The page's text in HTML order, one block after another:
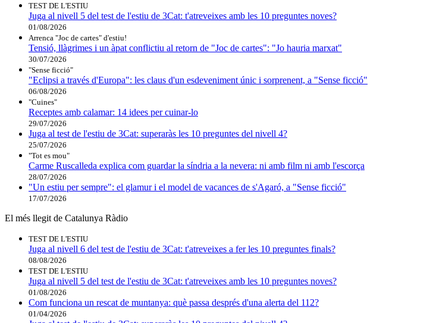
TEST DE L'ESTIU
Juga al nivell 5 del test de l'estiu de 3Cat: t'atreveixes amb les 10 preguntes noves?
01/08/2026
Arrenca "Joc de cartes" d'estiu!
Tensió, llàgrimes i un àpat conflictiu al retorn de "Joc de cartes": "Jo hauria marxat"
30/07/2026
"Sense ficció"
"Eclipsi a través d'Europa": les claus d'un esdeveniment únic i sorprenent, a "Sense ficció"
06/08/2026
"Cuines"
Receptes amb calamar: 14 idees per cuinar-lo
29/07/2026
Juga al test de l'estiu de 3Cat: superaràs les 10 preguntes del nivell 4?
25/07/2026
"Tot es mou"
Carme Ruscalleda explica com guardar la síndria a la nevera: ni amb film ni amb l'escorça
28/07/2026
"Un estiu per sempre": el glamur i el model de vacances de s'Agaró, a "Sense ficció"
17/07/2026
El més llegit de Catalunya Ràdio
TEST DE L'ESTIU
Juga al nivell 6 del test de l'estiu de 3Cat: t'atreveixes a fer les 10 preguntes finals?
08/08/2026
TEST DE L'ESTIU
Juga al nivell 5 del test de l'estiu de 3Cat: t'atreveixes amb les 10 preguntes noves?
01/08/2026
Com funciona un rescat de muntanya: què passa després d'una alerta del 112?
01/04/2026